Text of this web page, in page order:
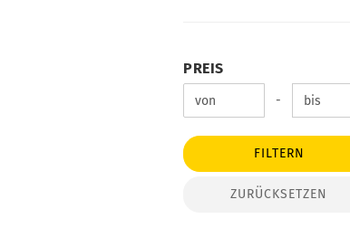
PREIS
Preis bis -
FILTERN
ZURÜCKSETZEN